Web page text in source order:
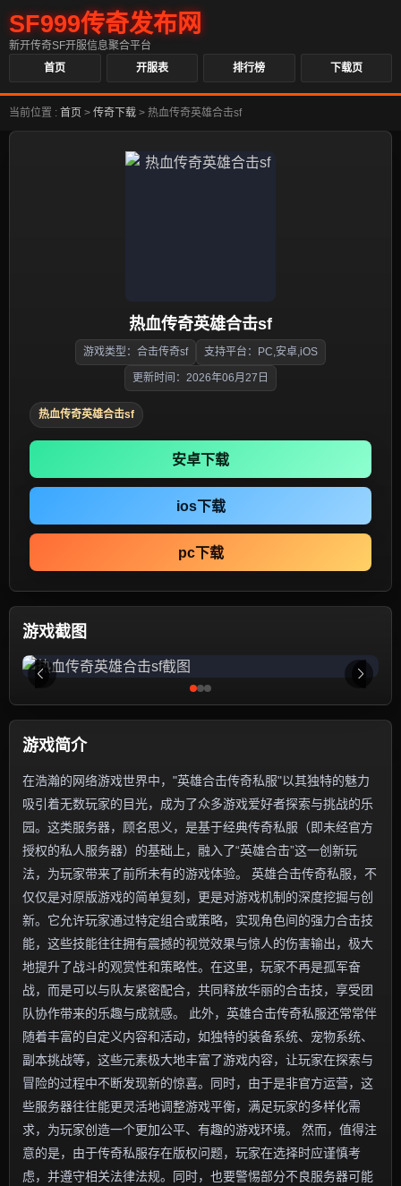
SF999传奇发布网
新开传奇SF开服信息聚合平台
首页
开服表 排行榜 下载页
当前位置 : 首页 > 传奇下载 > 热血传奇英雄合击sf
热血传奇英雄合击sf
游戏类型：合击传奇sf 支持平台：PC,安卓,iOS
更新时间：2026年06月27日
热血传奇英雄合击sf
安卓下载
ios下载
pc下载
游戏截图
游戏简介
在浩瀚的网络游戏世界中，"英雄合击传奇私服"以其独特的魅力
吸引着无数玩家的目光，成为了众多游戏爱好者探索与挑战的乐
园。这类服务器，顾名思义，是基于经典传奇私服（即未经官方
授权的私人服务器）的基础上，融入了“英雄合击”这一创新玩
法，为玩家带来了前所未有的游戏体验。 英雄合击传奇私服，不
仅仅是对原版游戏的简单复刻，更是对游戏机制的深度挖掘与创
新。它允许玩家通过特定组合或策略，实现角色间的强力合击技
能，这些技能往往拥有震撼的视觉效果与惊人的伤害输出，极大
地提升了战斗的观赏性和策略性。在这里，玩家不再是孤军奋
战，而是可以与队友紧密配合，共同释放华丽的合击技，享受团
队协作带来的乐趣与成就感。 此外，英雄合击传奇私服还常常伴
随着丰富的自定义内容和活动，如独特的装备系统、宠物系统、
副本挑战等，这些元素极大地丰富了游戏内容，让玩家在探索与
冒险的过程中不断发现新的惊喜。同时，由于是非官方运营，这
些服务器往往能更灵活地调整游戏平衡，满足玩家的多样化需
求，为玩家创造一个更加公平、有趣的游戏环境。 然而，值得注
意的是，由于传奇私服存在版权问题，玩家在选择时应谨慎考
虑，并遵守相关法律法规。同时，也要警惕部分不良服务器可能